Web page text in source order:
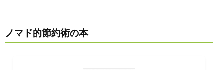
ノマド的節約術の本